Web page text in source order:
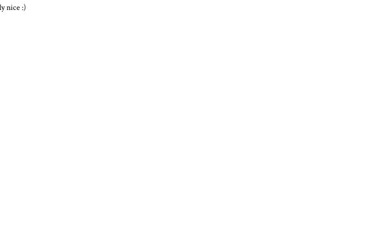
nice :)